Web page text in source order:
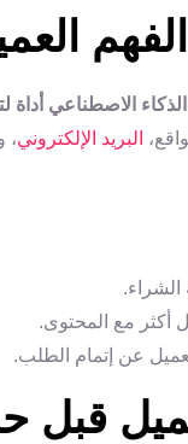
الذكاء الاصطناعي أداة
البريد الإلكتروني،
الشراء.
أكثر مع المحتوى.
عن إتمام الطلب.